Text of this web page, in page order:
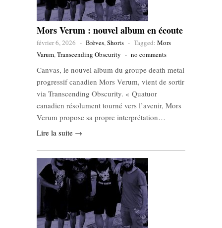
Mors Verum : nouvel album en écoute
février 6, 2026 - Brèves,Shorts - Tagged: Mors
Varum,Transcending Obscurity - no comments
Canvas, le nouvel album du groupe death metal
progressif canadien Mors Verum, vient de sortir
via Transcending Obscurity. « Quatuor
canadien résolument tourné vers l’avenir, Mors
Verum propose sa propre interprétation…
Lire la suite →